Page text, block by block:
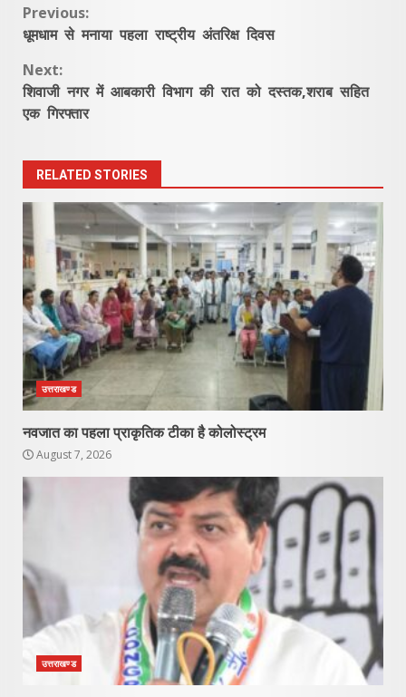
Continue
Previous:
धूमधाम से मनाया पहला राष्ट्रीय अंतरिक्ष दिवस
Next:
शिवाजी नगर में आबकारी विभाग की रात को दस्तक,शराब सहित
एक गिरफ्तार
RELATED STORIES
उत्तराखण्ड
नवजात का पहला प्राकृतिक टीका है कोलोस्ट्रम
August 7, 2026
उत्तराखण्ड